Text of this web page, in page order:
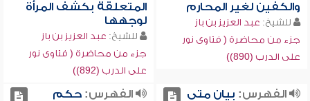
والكفين لغير المحارم
للشيخ: عبد العزيز بن باز
جزء من محاضرة ( فتاوى نور
على الدرب (890))
المتعلقة بكشف المرأة
لوجهها
للشيخ: عبد العزيز بن باز
جزء من محاضرة ( فتاوى نور
على الدرب (892))
الفهرس: بيان متى
الفهرس:حكم